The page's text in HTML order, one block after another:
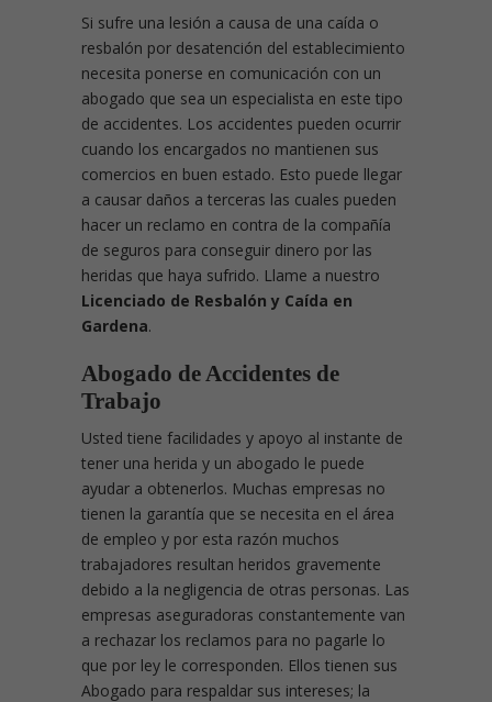
Si sufre una lesión a causa de una caída o
resbalón por desatención del establecimiento
necesita ponerse en comunicación con un
abogado que sea un especialista en este tipo
de accidentes. Los accidentes pueden ocurrir
cuando los encargados no mantienen sus
comercios en buen estado. Esto puede llegar
a causar daños a terceras las cuales pueden
hacer un reclamo en contra de la compañía
de seguros para conseguir dinero por las
heridas que haya sufrido. Llame a nuestro
Licenciado de Resbalón y Caída en
Gardena.
Abogado de Accidentes de
Trabajo
Usted tiene facilidades y apoyo al instante de
tener una herida y un abogado le puede
ayudar a obtenerlos. Muchas empresas no
tienen la garantía que se necesita en el área
de empleo y por esta razón muchos
trabajadores resultan heridos gravemente
debido a la negligencia de otras personas. Las
empresas aseguradoras constantemente van
a rechazar los reclamos para no pagarle lo
que por ley le corresponden. Ellos tienen sus
Abogado para respaldar sus intereses; la